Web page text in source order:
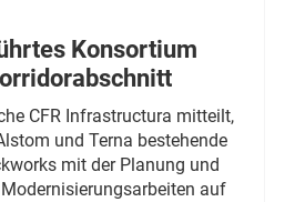
Konsortium
CFR Infrastructura mitteilt,
und Terna bestehende
mit der Planung und
auf